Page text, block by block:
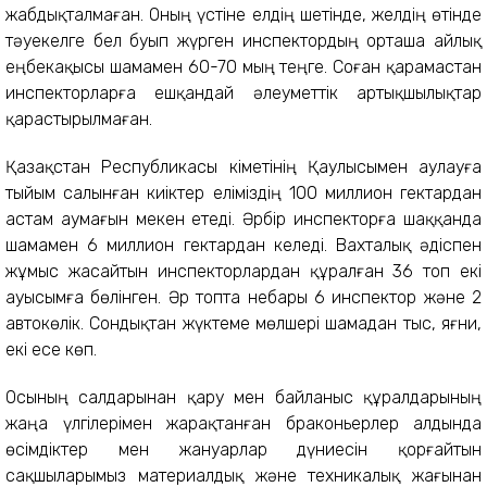
жабдықталмаған. Оның үстіне елдің шетінде, желдің өтінде
тәуекелге бел буып жүрген инспектордың орташа айлық
еңбекақысы шамамен 60-70 мың теңге. Соған қарамастан
инспекторларға ешқандай әлеуметтік артықшылықтар
қарастырылмаған.
Қазақстан Республикасы Үкіметінің Қаулысымен аулауға
тыйым салынған киіктер еліміздің 100 миллион гектардан
астам аумағын мекен етеді. Әрбір инспекторға шаққанда
шамамен 6 миллион гектардан келеді. Вахталық әдіспен
жұмыс жасайтын инспекторлардан құралған 36 топ екі
ауысымға бөлінген. Әр топта небары 6 инспектор және 2
автокөлік. Сондықтан жүктеме мөлшері шамадан тыс, яғни,
екі есе көп.
Осының салдарынан қару мен байланыс құралдарының
жаңа үлгілерімен жарақтанған браконьерлер алдында
өсімдіктер мен жануарлар дүниесін қорғайтын
сақшыларымыз материалдық және техникалық жағынан